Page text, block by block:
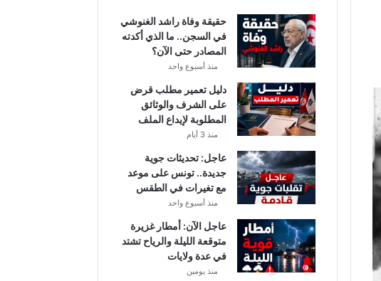
ع
ة
د
و
ر
ي
أ
ب
ل
إ
ي
ق
ي
ا
حقيقة وفاة راشد الغنوشي
في السجن.. ما الذي أكدته
المصادر حتى الآن؟
منذ أسبوع واحد
دليل تعمير مطلب قرض
على الشرف والوثائق
المطلوبة لإيداع الملف
منذ 3 أيام
عاجل: تحديثات جوية
جديدة.. تونس على موعد
مع تغيرات في الطقس
منذ أسبوع واحد
عاجل الآن: أمطار غزيرة
متوقعة الليلة والرياح تشتد
في عدة ولايات
منذ يومين